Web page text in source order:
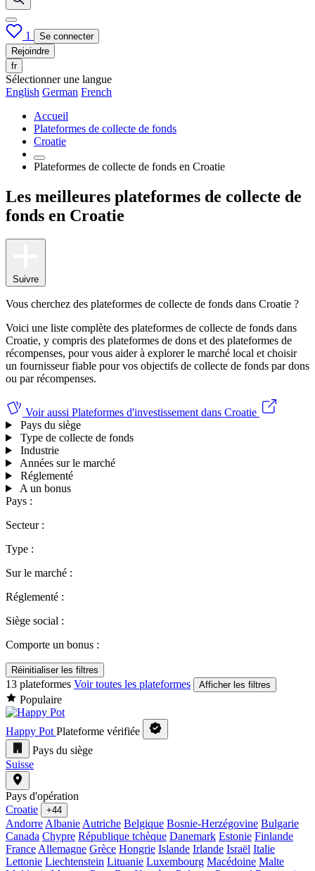
1
Se connecter
Rejoindre
fr
Sélectionner une langue
English German French
Accueil
Plateformes de collecte de fonds
Croatie
Plateformes de collecte de fonds en Croatie
Les meilleures plateformes de collecte de
fonds en Croatie
Suivre
Vous cherchez des plateformes de collecte de fonds dans Croatie ?
Voici une liste complète des plateformes de collecte de fonds dans
Croatie, y compris des plateformes de dons et des plateformes de
récompenses, pour vous aider à explorer le marché local et choisir
un fournisseur fiable pour vos objectifs de collecte de fonds par dons
ou par récompenses.
Voir aussi Plateformes d'investissement dans Croatie
Pays du siège
Type de collecte de fonds
Industrie
Années sur le marché
Réglementé
A un bonus
Pays :
Secteur :
Type :
Sur le marché :
Réglementé :
Siège social :
Comporte un bonus :
Réinitialiser les filtres
13 plateformes Voir toutes les plateformes Afficher les filtres
Populaire
Happy Pot Plateforme vérifiée
Pays du siège
Suisse
Pays d'opération
Croatie
+44
Andorre Albanie Autriche Belgique Bosnie-Herzégovine Bulgarie
Canada Chypre République tchèque Danemark Estonie Finlande
France Allemagne Grèce Hongrie Islande Irlande Israël Italie
Lettonie Liechtenstein Lituanie Luxembourg Macédoine Malte